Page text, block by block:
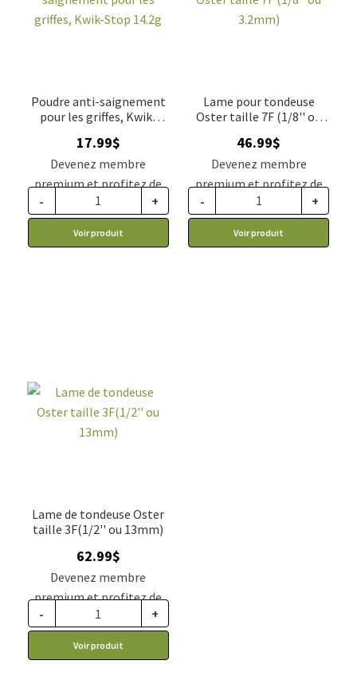
Poudre anti-saignement
pour les griffes, Kwik-
17.99$
Devenez membre
premium et profitez de
ce prix rabais : 14.84$ CA
- +
Voir produit
Lame pour tondeuse
Oster taille 7F (1/8'' ou
46.99$
Devenez membre
premium et profitez de
ce prix rabais : 38.77$ CA
- +
Voir produit
Lame de tondeuse Oster
taille 3F(1/2'' ou 13mm)
62.99$
Devenez membre
premium et profitez de
ce prix rabais : 51.97$ CA
- +
Voir produit